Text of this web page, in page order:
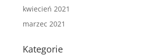
kwiecień 2021
marzec 2021
Kategorie